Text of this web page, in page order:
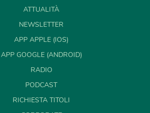
ATTUALITÀ
NEWSLETTER
APP APPLE (IOS)
APP GOOGLE (ANDROID)
RADIO
PODCAST
RICHIESTA TITOLI